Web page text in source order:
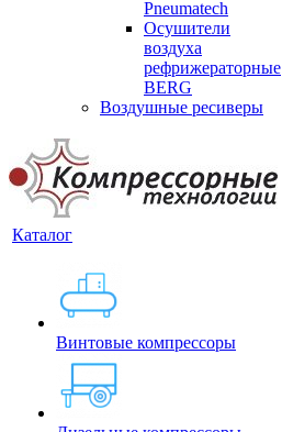
Pneumatech
Осушители
воздуха
рефрижераторные
BERG
Воздушные ресиверы
Каталог
Винтовые компрессоры